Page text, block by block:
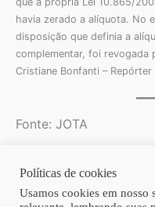
havia zerado a alíquota. No
disposição que definia a
complementar, foi revogada
Cristiane Bonfanti –
Fonte: JOTA
Copyright © 2026
Políticas de cookies
Usamos cookies em nosso